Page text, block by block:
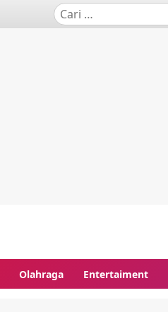
Olahraga Entertaiment